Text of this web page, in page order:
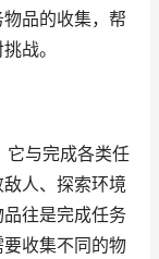
品的收集，帮
战。
它与完成各类任
人、探索环境
往是完成任务
收集不同的物